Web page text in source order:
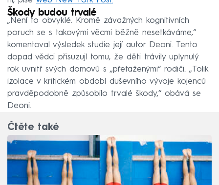
Škody budou trvalé
„Není to obvyklé. Kromě závažných kognitivních
poruch se s takovými věcmi běžně nesetkáváme,“
komentoval výsledek studie její autor Deoni. Tento
dopad vědci přisuzují tomu, že děti trávily uplynulý
rok uvnitř svých domovů s „přetaženými“ rodiči. „Tolik
izolace v kritickém období duševního vývoje kojenců
pravděpodobně způsobilo trvalé škody,“ obává se
Deoni.
Čtěte také